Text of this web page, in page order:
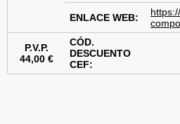
ENLACE WEB:
P.V.P.
44,00 €
CÓD.
DESCUENTO
CEF: